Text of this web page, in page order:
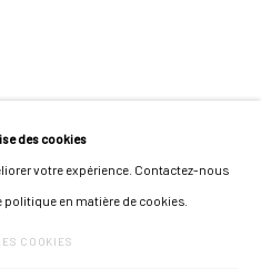
des cookies
votre expérience. Contactez-nous
en matière de cookies.
COOKIES